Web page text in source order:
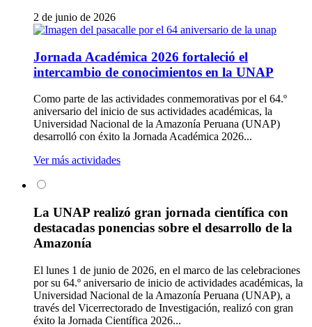
2 de junio de 2026
Jornada Académica 2026 fortaleció el
intercambio de conocimientos en la UNAP
Como parte de las actividades conmemorativas por el 64.º
aniversario del inicio de sus actividades académicas, la
Universidad Nacional de la Amazonía Peruana (UNAP)
desarrolló con éxito la Jornada Académica 2026...
Ver más actividades
La UNAP realizó gran jornada científica con
destacadas ponencias sobre el desarrollo de la
Amazonía
El lunes 1 de junio de 2026, en el marco de las celebraciones
por su 64.º aniversario de inicio de actividades académicas, la
Universidad Nacional de la Amazonía Peruana (UNAP), a
través del Vicerrectorado de Investigación, realizó con gran
éxito la Jornada Científica 2026...